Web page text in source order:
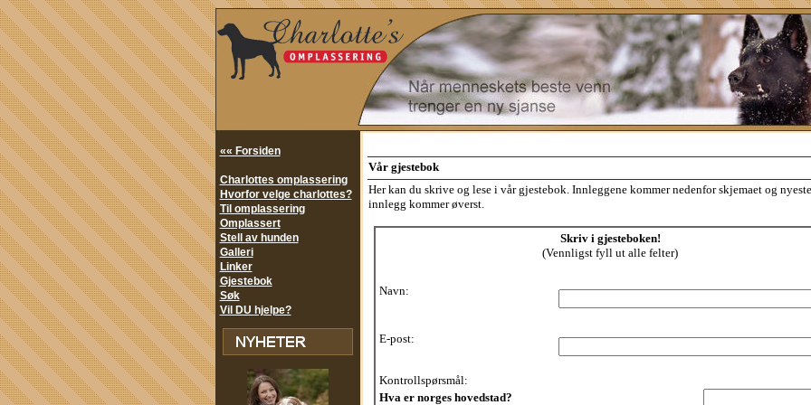
«« Forsiden
Charlottes omplassering
Hvorfor velge charlottes?
Til omplassering
Omplassert
Stell av hunden
Galleri
Linker
Gjestebok
Søk
Vil DU hjelpe?
Vår gjestebok
Her kan du skrive og lese i vår gjestebok. Innleggene kommer nedenfor skjemaet og nyeste
innlegg kommer øverst.
Skriv i gjesteboken!
(Vennligst fyll ut alle felter)
Navn:
E-post:
Kontrollspørsmål:
Hva er norges hovedstad?